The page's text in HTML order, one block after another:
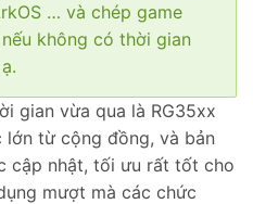
… và chép game
không có thời gian
gian vừa qua là RG35xx
từ cộng đồng, và bản
cập nhật, tối ưu rất tốt cho
mượt mà các chức